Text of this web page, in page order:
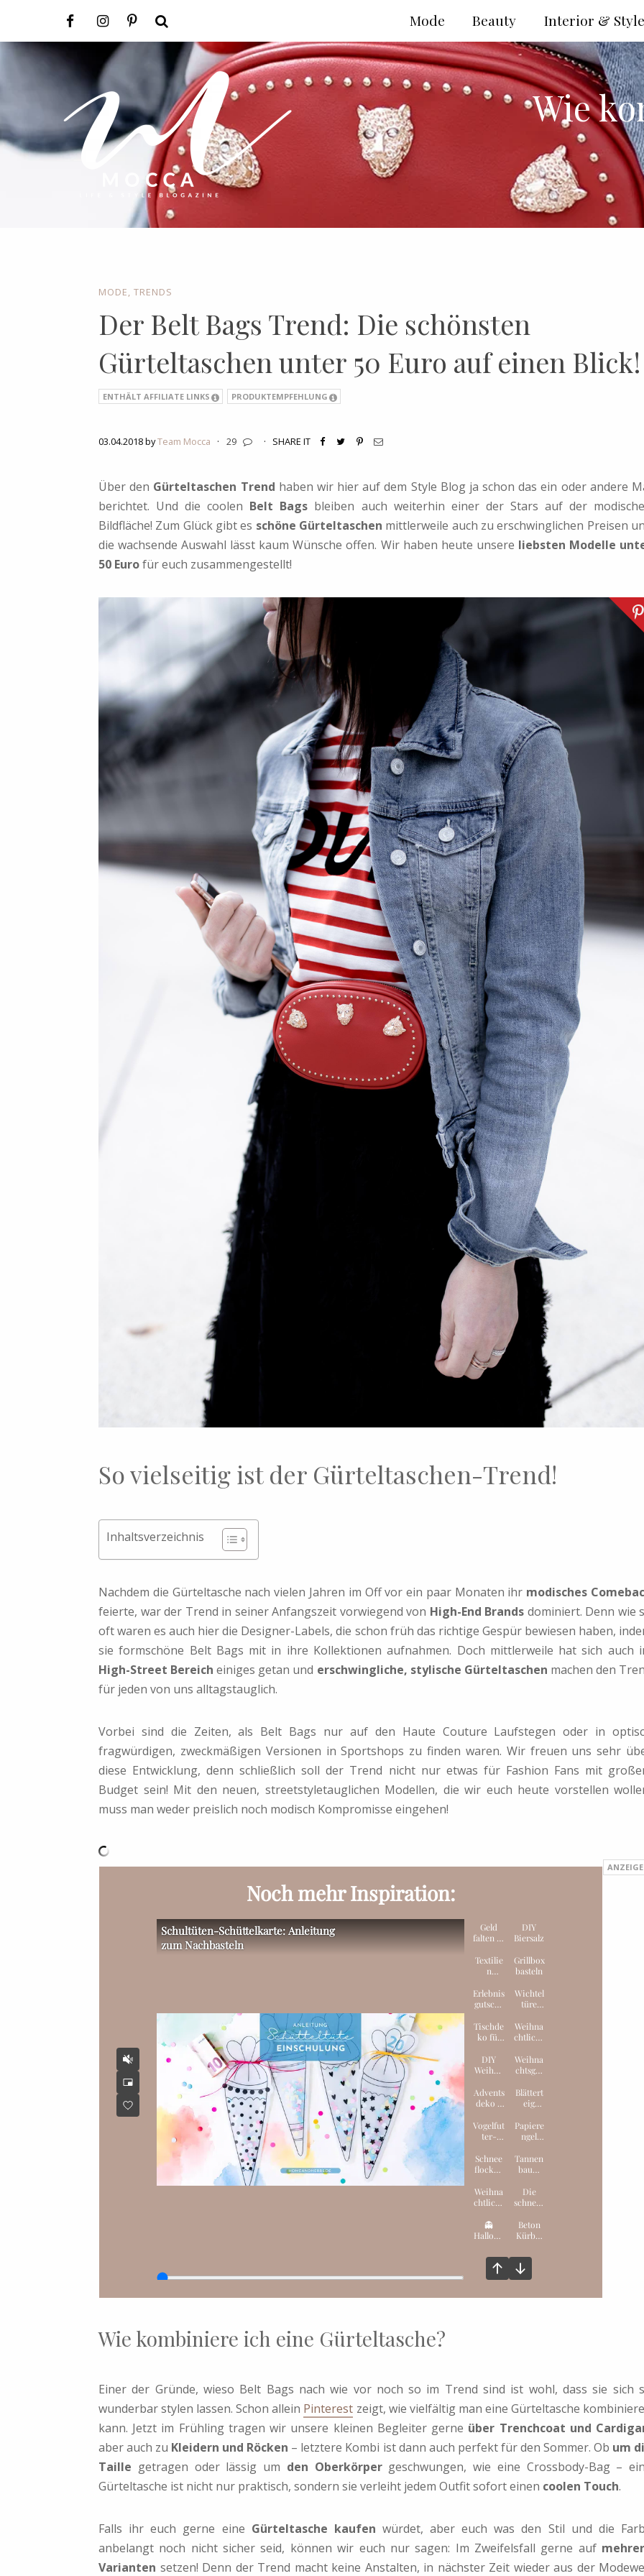
Wie
MODE TRENDS
Der Belt Bags Trend: Die schönsten
Gürteltaschen unter 50 Euro auf einen Blick!
ENTHÄLT AFFILIATE LINKS PRODUKTEMPFEHLUNG
03.04.2018 byTeam Mocca · 29 · SHARE IT
Über den Gürteltaschen Trend haben wir hier auf dem Style Blog ja schon das ein oder andere
berichtet. Und die coolen Belt Bags bleiben auch weiterhin einer der Stars auf der
Bildfläche! Zum Glück gibt es schöne Gürteltaschen mittlerweile auch zu erschwinglichen Preisen
die wachsende Auswahl lässt kaum Wünsche offen. Wir haben heute unsere liebsten Modelle
50 Eurofür euch zusammengestellt!
So vielseitig ist der Gürteltaschen-Trend!
Inhaltsverzeichnis
Nachdem die Gürteltasche nach vielen Jahren im Off vor ein paar Monaten ihr modisches
feierte, war der Trend in seiner Anfangszeit vorwiegend von High-End Brands dominiert. Denn wie
oft waren es auch hier die Designer-Labels, die schon früh das richtige Gespür bewiesen haben,
sie formschöne Belt Bags mit in ihre Kollektionen aufnahmen. Doch mittlerweile hat sich auch
High-Street Bereich einiges getan und erschwingliche, stylische Gürteltaschen machen den
für jeden von uns alltagstauglich.
Vorbei sind die Zeiten, als Belt Bags nur auf den Haute Couture Laufstegen oder in
fragwürdigen, zweckmäßigen Versionen in Sportshops zu finden waren. Wir freuen uns sehr
diese Entwicklung, denn schließlich soll der Trend nicht nur etwas für Fashion Fans mit
Budget sein! Mit den neuen, streetstyletauglichen Modellen, die wir euch heute vorstellen
muss man weder preislich noch modisch Kompromisse eingehen!
Wie kombiniere ich eine Gürteltasche?
Einer der Gründe, wieso Belt Bags nach wie vor noch so im Trend sind ist wohl, dass sie sich
wunderbar stylen lassen. Schon allein Pinterest zeigt, wie vielfältig man eine Gürteltasche
kann. Jetzt im Frühling tragen wir unsere kleinen Begleiter gerne über Trenchcoat und
aber auch zu Kleidern und Röcken – letztere Kombi ist dann auch perfekt für den Sommer. Ob um
Taille getragen oder lässig um den Oberkörpergeschwungen, wie eine Crossbody-Bag –
Gürteltasche ist nicht nur praktisch, sondern sie verleiht jedem Outfit sofort einen coolen Touch.
Falls ihr euch gerne eine Gürteltasche kaufen würdet, aber euch was den Stil und die
anbelangt noch nicht sicher seid, können wir euch nur sagen: Im Zweifelsfall gerne auf
Varianten setzen! Denn der Trend macht keine Anstalten, in nächster Zeit wieder aus der
Interior & Style
Beauty
Mode